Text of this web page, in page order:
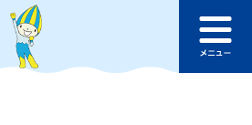
このページの本文へ
ュ